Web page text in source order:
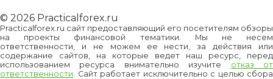
© 2026 Practicalforex.ru
Practicalforex.ru сайт предоставляющий его посетителям обзоры
на проекты финансовой тематики. Мы не несем
ответственности, и не можем ее нести, за действия или
содержание сайтов, на которые ведет наш ресурс, перед
использованием ресурса внимательно изучите отказ от
ответственности . Сайт работает исключительно с целью сбора